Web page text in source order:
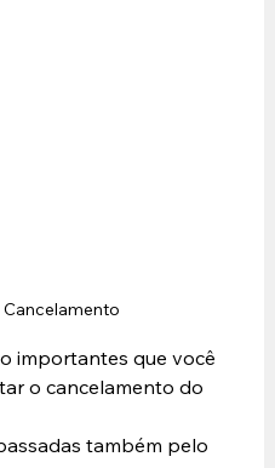
importantes que você
o cancelamento do
também pelo